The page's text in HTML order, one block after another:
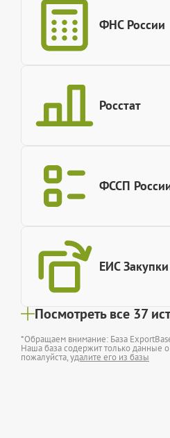
ФНС России
Росстат
ФССП
ЕИС Закупки
Посмотреть все 37
*Обращаем внимание: База
Наша база содержит только данные
пожалуйста,удалите его из базы